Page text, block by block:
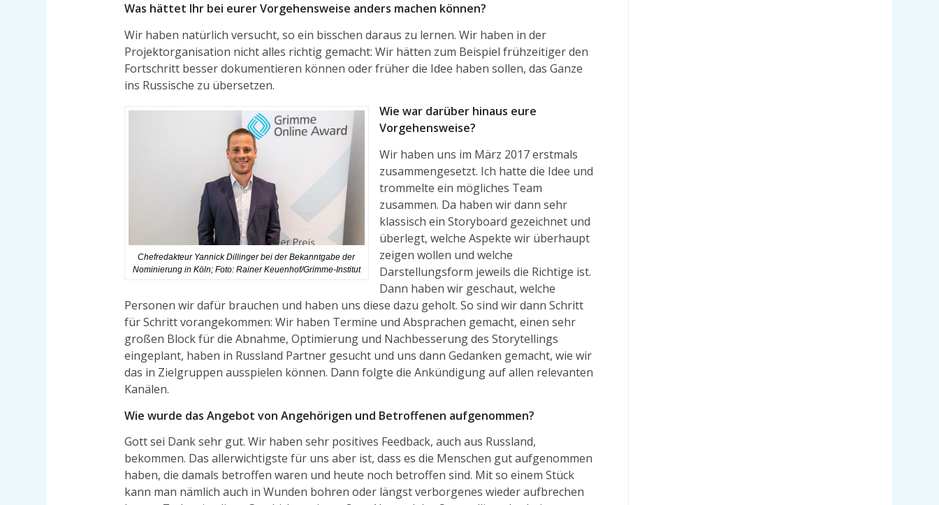
Was hättet Ihr bei eurer Vorgehensweise anders machen können?
Wir haben natürlich versucht, so ein bisschen daraus zu lernen. Wir haben in der
Projektorganisation nicht alles richtig gemacht: Wir hätten zum Beispiel frühzeitiger den
Fortschritt besser dokumentieren können oder früher die Idee haben sollen, das Ganze
ins Russische zu übersetzen.
Chefredakteur Yannick Dillinger bei der Bekanntgabe der
Nominierung in Köln; Foto: Rainer Keuenhof/Grimme-Institut
Wie war darüber hinaus eure
Vorgehensweise?
Wir haben uns im März 2017 erstmals
zusammengesetzt. Ich hatte die Idee und
trommelte ein mögliches Team
zusammen. Da haben wir dann sehr
klassisch ein Storyboard gezeichnet und
überlegt, welche Aspekte wir überhaupt
zeigen wollen und welche
Darstellungsform jeweils die Richtige ist.
Dann haben wir geschaut, welche
Personen wir dafür brauchen und haben uns diese dazu geholt. So sind wir dann Schritt
für Schritt vorangekommen: Wir haben Termine und Absprachen gemacht, einen sehr
großen Block für die Abnahme, Optimierung und Nachbesserung des Storytellings
eingeplant, haben in Russland Partner gesucht und uns dann Gedanken gemacht, wie wir
das in Zielgruppen ausspielen können. Dann folgte die Ankündigung auf allen relevanten
Kanälen.
Wie wurde das Angebot von Angehörigen und Betroffenen aufgenommen?
Gott sei Dank sehr gut. Wir haben sehr positives Feedback, auch aus Russland,
bekommen. Das allerwichtigste für uns aber ist, dass es die Menschen gut aufgenommen
haben, die damals betroffen waren und heute noch betroffen sind. Mit so einem Stück
kann man nämlich auch in Wunden bohren oder längst verborgenes wieder aufbrechen